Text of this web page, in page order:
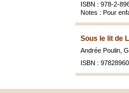
ISBN : 978-2-
Notes : Pour
Sous le lit de
Andrée Poulin,
ISBN :